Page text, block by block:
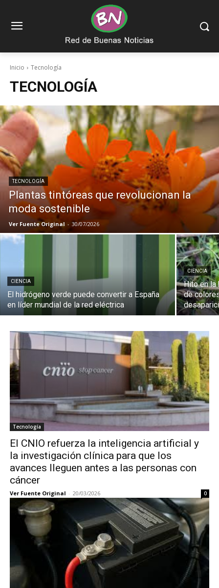
Inicio Tecnología
TECNOLOGÍA
TECNOLOGÍA
Plantas tintóreas que revolucionan la
moda sostenible
Ver Fuente Original - 30/07/2026
CIENCIA
El hidrógeno verde puede convertir a España
en líder mundial de la red eléctrica
CIENCIA
Hito en la
de
Tecnología
El CNIO refuerza la inteligencia artificial y
la investigación clínica para que los
avances lleguen antes a las personas con
cáncer
Ver Fuente Original - 20/03/2026 0